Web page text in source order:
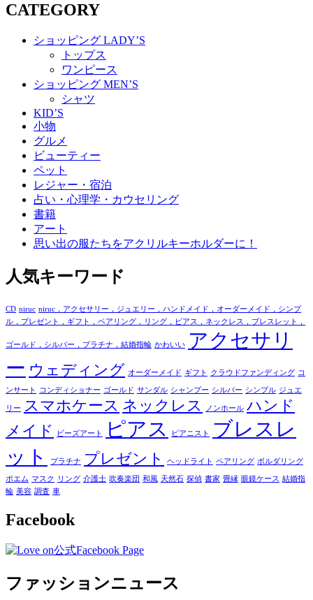
CATEGORY
ショッピング LADY’S
トップス
ワンピース
ショッピング MEN’S
シャツ
KID’S
小物
グルメ
ビューティー
ペット
レジャー・宿泊
占い・心理学・カウセリング
書籍
アート
思い出の服たちをアクリルキーホルダーに！
人気キーワード
CD niruc niruc，アクセサリー，ジュエリー，ハンドメイド，オーダーメイド，シンプ
ル，プレゼント，ギフト，ペアリング，リング，ピアス，ネックレス，ブレスレット，
ゴールド，シルバー，プラチナ，結婚指輪 かわいい
アクセサリ
ー ウェディング オーダーメイド ギフト クラウドファンディング コ
ンサート コンディショナー ゴールド サンダル シャンプー シルバー シンプル ジュエ
リー スマホケース ネックレス ノンホール ハンド
メイド
ビーズアート ピアス ピアニスト
ブレスレ
ット
プラチナ プレゼント ヘッドライト ペアリング ボルダリング
ポエム マスク リング 介護士 吹奏楽団 和風 天然石 探偵 書家 畳縁 眼鏡ケース 結婚指
輪 美容 調査 車
Facebook
ファッションニュース